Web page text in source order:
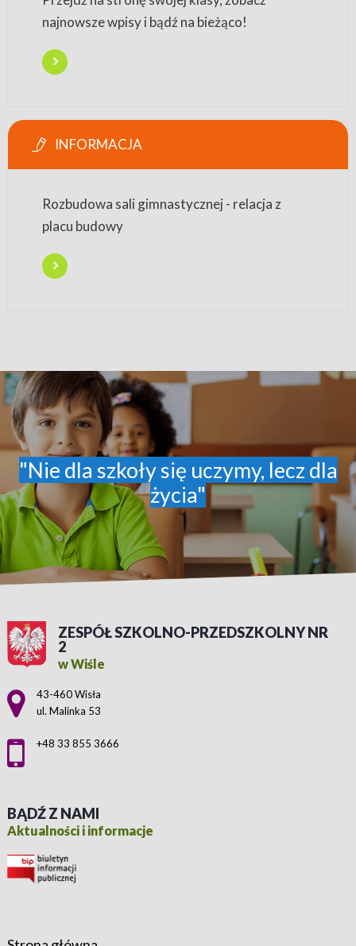
najnowsze wpisy i bądź na bieżąco!
INFORMACJA
Rozbudowa sali gimnastycznej - relacja z
placu budowy
"Nie dla szkoły się uczymy, lecz dla
życia"
ZESPÓŁ SZKOLNO-PRZEDSZKOLNY NR
2
w Wiśle
Adres pocztowy:
43-460 Wisła
ul. Malinka 53
+48 33 855 3666
BĄDŹ Z NAMI
Aktualności i informacje